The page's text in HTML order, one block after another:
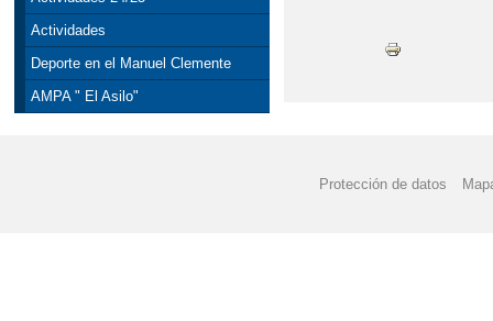
Actividades
Deporte en el Manuel Clemente
AMPA " El Asilo"
Protección de datos